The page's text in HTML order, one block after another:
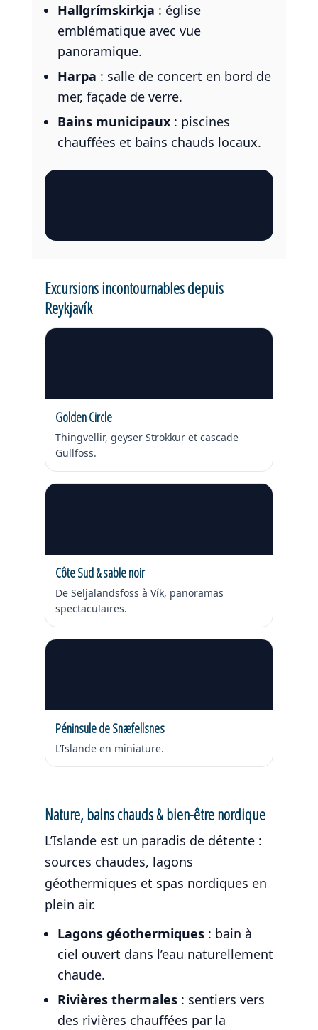
Hallgrímskirkja : église
emblématique avec vue
panoramique.
Harpa : salle de concert en bord de
mer, façade de verre.
Bains municipaux: piscines
chauffées et bains chauds locaux.
Excursions incontournables depuis
Reykjavík
Golden Circle
Thingvellir, geyser Strokkur et cascade
Gullfoss.
Côte Sud & sable noir
De Seljalandsfoss à Vík, panoramas
spectaculaires.
Péninsule de Snæfellsnes
L’Islande en miniature.
Nature, bains chauds & bien-être nordique
L’Islande est un paradis de détente :
sources chaudes, lagons
géothermiques et spas nordiques en
plein air.
Lagons géothermiques: bain à
ciel ouvert dans l’eau naturellement
chaude.
Rivières thermales: sentiers vers
des rivières chauffées par la